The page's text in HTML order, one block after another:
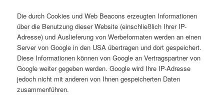
Die durch Cookies und Web Beacons erzeugten Informationen
über die Benutzung dieser Website (einschließlich Ihrer IP-
Adresse) und Auslieferung von Werbeformaten werden an einen
Server von Google in den USA übertragen und dort gespeichert.
Diese Informationen können von Google an Vertragspartner von
Google weiter gegeben werden. Google wird Ihre IP-Adresse
jedoch nicht mit anderen von Ihnen gespeicherten Daten
zusammenführen.